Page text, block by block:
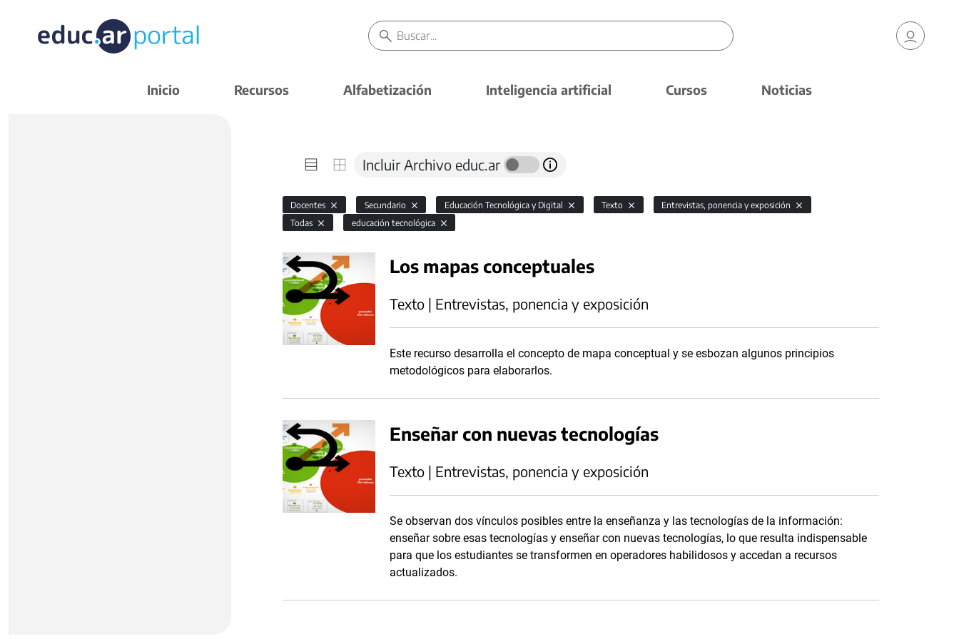
Inicio Recursos Alfabetización Inteligencia artificial Cursos Noticias
Incluir Archivo educ.ar
Docentes Secundario Educación Tecnológica y Digital Texto
Entrevistas, ponencia y exposición
Todas
educación tecnológica
Los mapas conceptuales
Texto | Entrevistas, ponencia y exposición
Este recurso desarrolla el concepto de mapa conceptual y se esbozan algunos principios
metodológicos para elaborarlos.
Enseñar con nuevas tecnologías
Texto | Entrevistas, ponencia y exposición
Se observan dos vínculos posibles entre la enseñanza y las tecnologías de la información:
enseñar sobre esas tecnologías y enseñar con nuevas tecnologías, lo que resulta indispensable
para que los estudiantes se transformen en operadores habilidosos y accedan a recursos
actualizados.